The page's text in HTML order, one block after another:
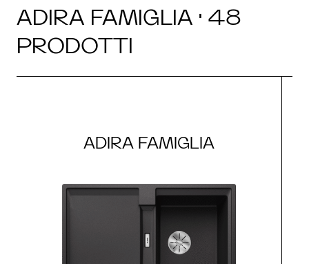
ADIRA FAMIGLIA · 48
PRODOTTI
ADIRA FAMIGLIA